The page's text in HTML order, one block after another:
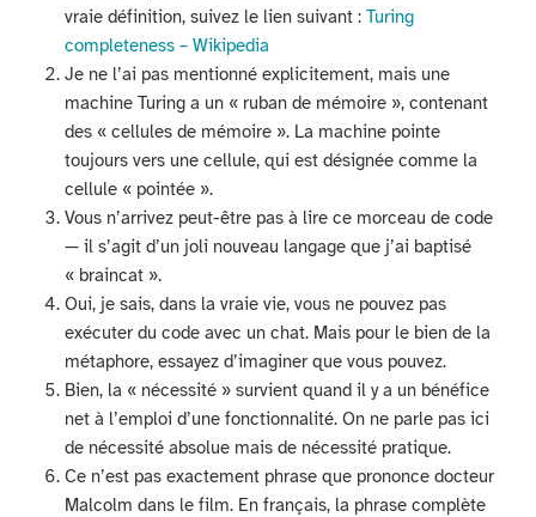
vraie définition, suivez le lien suivant :Turing
completeness – Wikipedia
Je ne l’ai pas mentionné explicitement, mais une
machine Turing a un « ruban de mémoire », contenant
des « cellules de mémoire ». La machine pointe
toujours vers une cellule, qui est désignée comme la
cellule « pointée ».
Vous n’arrivez peut-être pas à lire ce morceau de code
— il s’agit d’un joli nouveau langage que j’ai baptisé
« braincat ».
Oui, je sais, dans la vraie vie, vous ne pouvez pas
exécuter du code avec un chat. Mais pour le bien de la
métaphore, essayez d’imaginer que vous pouvez.
Bien, la « nécessité » survient quand il y a un bénéfice
net à l’emploi d’une fonctionnalité. On ne parle pas ici
de nécessité absolue mais de nécessité pratique.
Ce n’est pas exactement phrase que prononce docteur
Malcolm dans le film. En français, la phrase complète